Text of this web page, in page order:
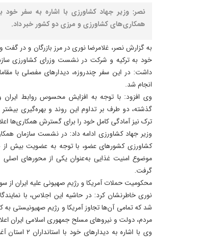
نصر: وزیر جهاد کشاورزی با اشاره به سفر خود
همکاری‌های کشاورزی و مرزی دو کشور خبر داد.
به گزارش نصر، غلامرضا نوری در مرز بازرگان و در گفت
خود به ترکیه و شرکت در نشست وزرای کشاورزی
داشت: در این سفر چندروزه، دیدارهای مفصلی با
انجام شد.
وی افزود: با توجه به افزایش محسوس روابط
گذشته، دو طرف بر تداوم این روند و بهره‌گیری
ترک نیز آمادگی کامل خود را برای گسترش همکاری‌ها
وزیر جهاد کشاورزی ادامه داد: در نشست سازمان
موضوع امنیت غذایی به‌عنوان یکی از محورهای
گرفت.
محکومیت حملات آمریکا و رژیم صهیونی علیه ایران از
شد که تمامی آن‌ها تجاوز آمریکا و رژیم صهیونیستی
مردم، دولت و نیروهای مسلح جمهوری اسلامی ایران
وی با اشاره به